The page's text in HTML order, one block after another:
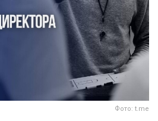
Фото: t.me